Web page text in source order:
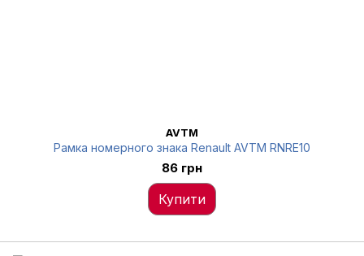
AVTM
Рамка номерного знака Renault AVTM RNRE10
86 грн
Купити